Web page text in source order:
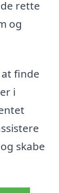
rette
og
finde
i
skabe